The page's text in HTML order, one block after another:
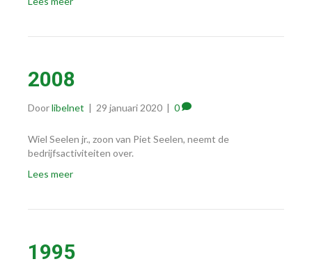
2008
Doorlibelnet | 29 januari 2020 | 0
Wiel Seelen jr., zoon van Piet Seelen, neemt de
bedrijfsactiviteiten over.
Lees meer
1995